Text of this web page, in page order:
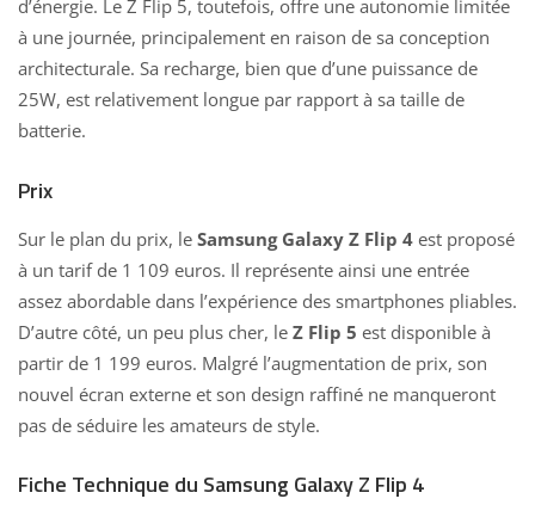
d’énergie. Le Z Flip 5, toutefois, offre une autonomie limitée
à une journée, principalement en raison de sa conception
architecturale. Sa recharge, bien que d’une puissance de
25W, est relativement longue par rapport à sa taille de
batterie.
Prix
Sur le plan du prix, le Samsung Galaxy Z Flip 4 est proposé
à un tarif de 1 109 euros. Il représente ainsi une entrée
assez abordable dans l’expérience des smartphones pliables.
D’autre côté, un peu plus cher, le Z Flip 5 est disponible à
partir de 1 199 euros. Malgré l’augmentation de prix, son
nouvel écran externe et son design raffiné ne manqueront
pas de séduire les amateurs de style.
Fiche Technique du Samsung Galaxy Z Flip 4